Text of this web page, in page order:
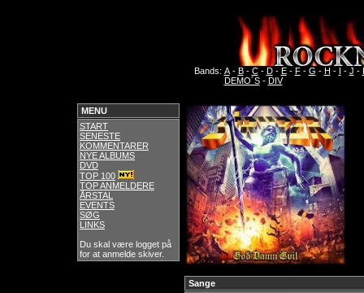
Bands: A- B- C- D- E- F- G - H - I - J -
DEMO´S- DIV
MENU
START
SENESTE
KOMMENTARER
NYE ALBUMS
DVD
TOP 100
TOP ANMELDERE
ÅRSTAL
EVENTS
SØG
LINKS
Du skal være logget på
for at anmelde skiver.
Sange